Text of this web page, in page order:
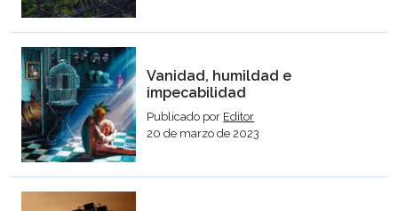
Vanidad, humildad e
impecabilidad
Publicado por Editor
20 de marzo de 2023